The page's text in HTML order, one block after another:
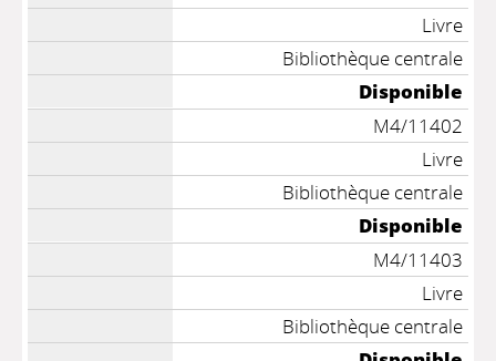
Livre
Bibliothèque centrale
Disponible
M4/11402
Livre
Bibliothèque centrale
Disponible
M4/11403
Livre
Bibliothèque centrale